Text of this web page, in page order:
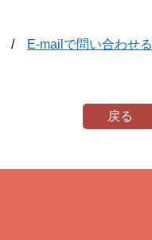
/
E-mailで問い合わせる
戻る